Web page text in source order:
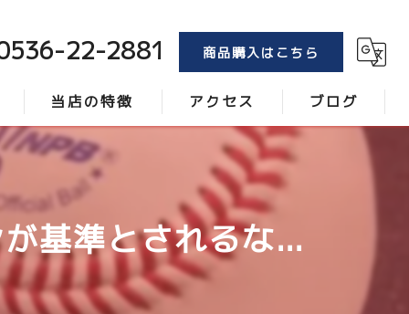
22-2881 商品購入はこちら
当店の特徴
トンボ
ブラシ
レーキ
砂
アクセス ブログ
基準とされるな...